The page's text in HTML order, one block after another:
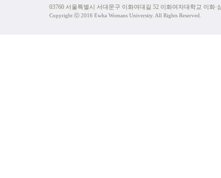
03760 서울특별시 서대문구 이화여대길 52 이화여자대학교 이화
Copyright ⓒ 2016 Ewha Womans University. All Rights Reserved.